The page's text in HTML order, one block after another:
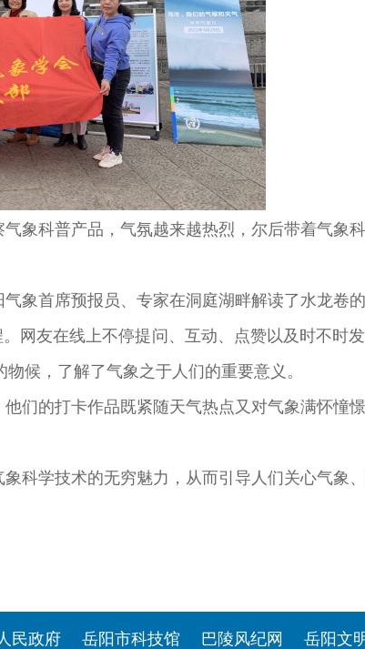
象科普产品，气氛越来越热烈，尔后带着气象
象首席预报员、专家在洞庭湖畔解读了水龙卷
网友在线上不停提问、互动、点赞以及时不时
候，了解了气象之于人们的重要意义。
们的打卡作品既紧随天气热点又对气象满怀憧
科学技术的无穷魅力，从而引导人们关心气象
民政府 岳阳市科技馆 巴陵风纪网 岳阳文